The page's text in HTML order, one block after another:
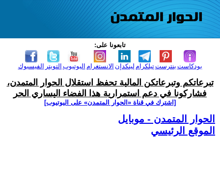
تابعونا على:
الفيسبوك التويتر اليوتيوب الانستغرام لينكدإن تيلكرامبنترست بودكاست
تبرعاتكم وتبرعاتكن المالية تحفظ استقلال الحوار المتمدن،
فشاركونا في دعم استمرارية هذا الفضاء اليساري الحر
[اشترك في قناة ‫«الحوار المتمدن» على اليوتيوب]
الحوار المتمدن - موبايل
الموقع الرئيسي